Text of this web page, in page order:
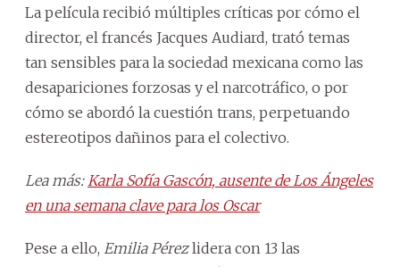
La película recibió múltiples críticas por cómo el
director, el francés Jacques Audiard, trató temas
tan sensibles para la sociedad mexicana como las
desapariciones forzosas y el narcotráfico, o por
cómo se abordó la cuestión trans, perpetuando
estereotipos dañinos para el colectivo.
Lea más: Karla Sofía Gascón, ausente de Los Ángeles
en una semana clave para los Oscar
Pese a ello, Emilia Pérezlidera con 13 las